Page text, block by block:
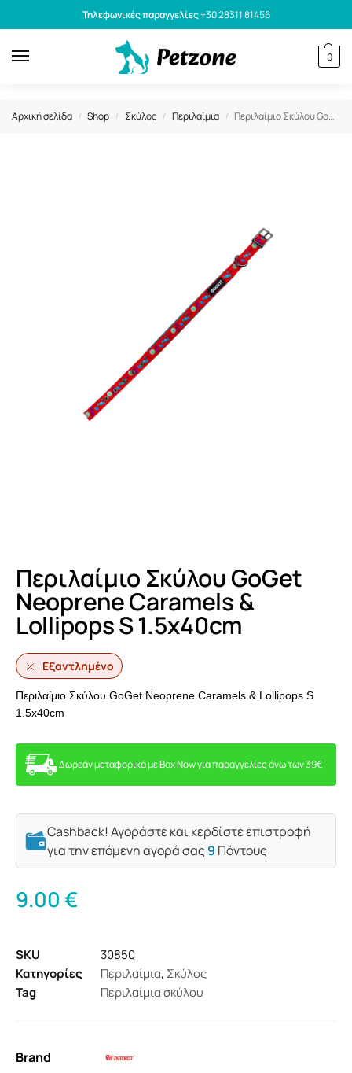
Τηλεφωνικές παραγγελίες+30 28311 81456
0
Αρχική σελίδα / Shop / Σκύλος / Περιλαίμια / Περιλαίμιο Σκύλου GoGet Neoprene Caramels & Lollipops S 1.5x40cm
Περιλαίμιο Σκύλου GoGet
Neoprene Caramels &
Lollipops S 1.5x40cm
Εξαντλημένο
Περιλαίμιο Σκύλου GoGet Neoprene Caramels & Lollipops S
1.5x40cm
Δωρεάν μεταφορικά με Box Now για παραγγελίες άνω των 39€
Cashback! Αγοράστε και κερδίστε επιστροφή
για την επόμενη αγορά σας9 Πόντους
9.00€
SKU
30850
Κατηγορίες
Περιλαίμια, Σκύλος
Tag
Περιλαίμια σκύλου
Brand